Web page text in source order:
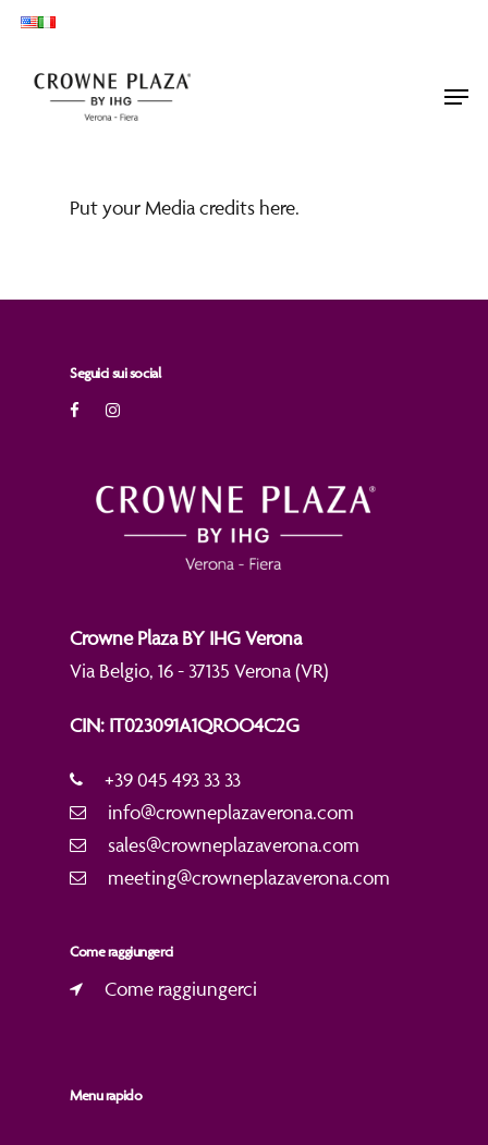
Skip
main
Menu
Put your Media credits here.
Seguici sui social
Crowne Plaza BY IHG Verona
Via Belgio, 16 - 37135 Verona (VR)
CIN: IT023091A1QROO4C2G
+39 045 493 33 33
info@crowneplazaverona.com
sales@crowneplazaverona.com
meeting@crowneplazaverona.com
Come raggiungerci
Come raggiungerci
Menu rapido